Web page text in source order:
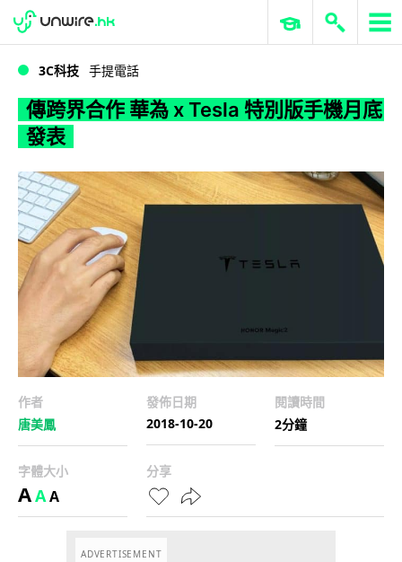
傳跨界合作 華為 x Tesla 特別版手機月底發表
WWDC 2026 ERP 與商業 AI
3C科技 手提電話
傳跨界合作 華為 x Tesla 特別版手機月底
發表
作者
唐美鳳
發佈日期
2018-10-20
閱讀時間
2分鐘
字體大小
AAA
分享
ADVERTISEMENT